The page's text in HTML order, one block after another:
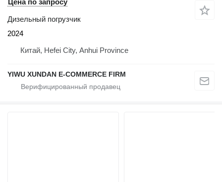
Дизельный погрузчик
2024
Китай, Hefei City, Anhui Province
YIWU XUNDAN E-COMMERCE FIRM